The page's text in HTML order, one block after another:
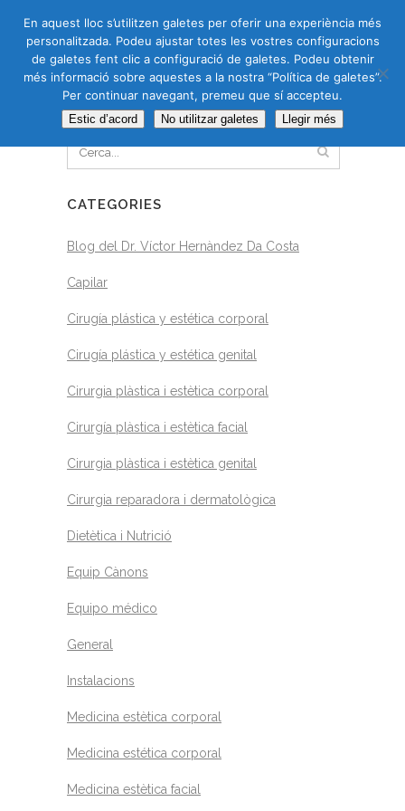
CAS CAT ENG RUS
CERCA
CATEGORIES
Blog del Dr. Víctor Hernàndez Da Costa
Capilar
Cirugía plástica y estética corporal
Cirugía plástica y estética genital
Cirurgia plàstica i estètica corporal
Cirurgía plàstica i estètica facial
Cirurgia plàstica i estètica genital
Cirurgia reparadora i dermatològica
Dietètica i Nutrició
Equip Cànons
Equipo médico
General
Instalacions
Medicina estètica corporal
Medicina estética corporal
Medicina estètica facial
En aquest lloc s’utilitzen galetes per oferir una experiència més
personalitzada. Podeu ajustar totes les vostres configuracions
de galetes fent clic a configuració de galetes. Podeu obtenir
més informació sobre aquestes a la nostra “Política de galetes”.
Per continuar navegant, premeu que sí accepteu.
Estic d’acord No utilitzar galetes Llegir més